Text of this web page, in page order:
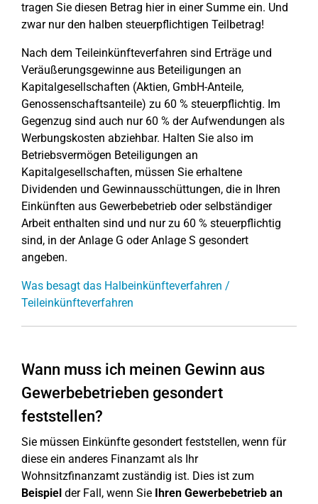
tragen Sie diesen Betrag hier in einer Summe ein. Und
zwar nur den halben steuerpflichtigen Teilbetrag!
Nach dem Teileinkünfteverfahren sind Erträge und
Veräußerungsgewinne aus Beteiligungen an
Kapitalgesellschaften (Aktien, GmbH-Anteile,
Genossenschaftsanteile) zu 60 % steuerpflichtig. Im
Gegenzug sind auch nur 60 % der Aufwendungen als
Werbungskosten abziehbar. Halten Sie also im
Betriebsvermögen Beteiligungen an
Kapitalgesellschaften, müssen Sie erhaltene
Dividenden und Gewinnausschüttungen, die in Ihren
Einkünften aus Gewerbebetrieb oder selbständiger
Arbeit enthalten sind und nur zu 60 % steuerpflichtig
sind, in der Anlage G oder Anlage S gesondert
angeben.
Was besagt das Halbeinkünfteverfahren /
Teileinkünfteverfahren
Wann muss ich meinen Gewinn aus
Gewerbebetrieben gesondert
feststellen?
Sie müssen Einkünfte gesondert feststellen, wenn für
diese ein anderes Finanzamt als Ihr
Wohnsitzfinanzamt zuständig ist. Dies ist zum
Beispiel der Fall, wenn Sie Ihren Gewerbebetrieb an